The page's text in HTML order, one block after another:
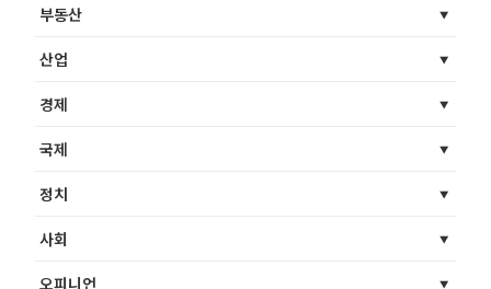
부동산
산업
경제
국제
정치
사회
오피니언